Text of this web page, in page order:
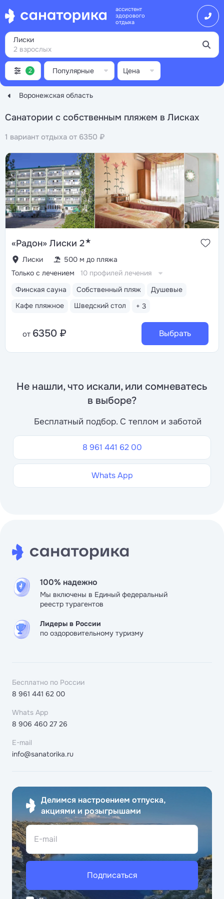
ассистент
здорового
отдыха
Воронежская область
Лиски
2 взрослых
Санатории с собственным пляжем в Лисках
1 вариант отдыха от 6350 ₽
2 Популярные Цена
«Радон» Лиски 2★
Лиски 500 м до пляжа
Финская сауна Собственный пляж
Душевые
Кафе пляжное
Шведский стол + 3
Только с лечением 10 профилей лечения
от 6350 ₽ Выбрать
Не нашли, что искали, или сомневатесь
в выборе?
Бесплатный подбор. С теплом и заботой
8 961 441 62 00
Whats App
100% надежно
Мы включены в Единый федеральный
реестр турагентов
Лидеры в России
по оздоровительному туризму
Бесплатно по России
8 961 441 62 00
Whats App
8 906 460 27 26
E-mail
info@sanatorika.ru
Делимся настроением отпуска,
акциями и розыгрышами
E-mail
Подписаться